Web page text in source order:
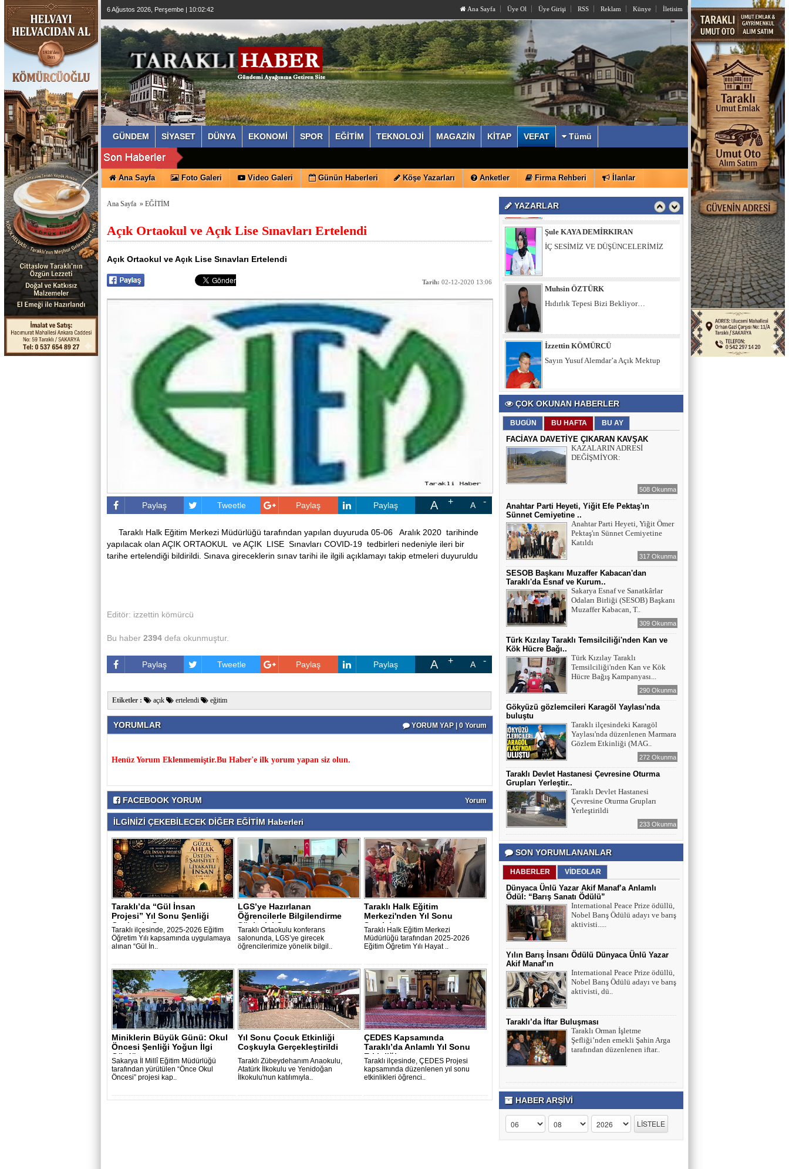
6 Ağustos 2026, Perşembe | 10:02:43 Ana Sayfa Üye Ol Üye Girişi RSS Reklam Künye İletisim
GÜNDEM SİYASET DÜNYA EKONOMİ SPOR EĞİTİM TEKNOLOJİ MAGAZİN KİTAP VEFAT Tümü
Ana Sayfa Foto Galeri Video Galeri Günün Haberleri Köşe Yazarları Anketler Firma Rehberi İlanlar
Ana Sayfa » EĞİTİM
Açık Ortaokul ve Açık Lise Sınavları Ertelendi
Açık Ortaokul ve Açık Lise Sınavları Ertelendi
Tarih: 02-12-2020 13:06
Paylaş Tweetle Paylaş Paylaş A A
Taraklı Halk Eğitim Merkezi Müdürlüğü tarafından yapılan duyuruda 05-06 Aralık 2020 tarihinde
yapılacak olan AÇIK ORTAOKUL ve AÇIK LISE Sınavları COVID-19 tedbirleri nedeniyle ileri bir
tarihe ertelendiği bildirildi. Sınava gireceklerin sınav tarihi ile ilgili açıklamayı takip etmeleri duyuruldu
Editör: izzettin kömürcü
Bu haber 2394 defa okunmuştur.
Paylaş Tweetle Paylaş Paylaş A A
Etiketler : açık ertelendi eğitim
YORUMLAR YORUM YAP | 0 Yorum
Henüz Yorum Eklenmemiştir.Bu Haber'e ilk yorum yapan siz olun.
FACEBOOK YORUM Yorum
İLGİNİZİ ÇEKEBİLECEK DİĞER EĞİTİM Haberleri
Taraklı’da “Gül İnsan
Projesi” Yıl Sonu Şenliği
Coşkuyla Ger..
Taraklı ilçesinde, 2025-2026 Eğitim
Öğretim Yılı kapsamında uygulamaya
alınan “Gül İn..
LGS’ye Hazırlanan
Öğrencilerle Bilgilendirme
Söyleşisi Gerçe..
Taraklı Ortaokulu konferans
salonunda, LGS’ye girecek
öğrencilerimize yönelik bilgil..
Taraklı Halk Eğitim
Merkezi'nden Yıl Sonu
Sergisi
Taraklı Halk Eğitim Merkezi
Müdürlüğü tarafından 2025-2026
Eğitim Öğretim Yılı Hayat ..
Miniklerin Büyük Günü: Okul
Öncesi Şenliği Yoğun İlgi
Gördü..
Sakarya İl Millî Eğitim Müdürlüğü
tarafından yürütülen “Önce Okul
Öncesi” projesi kap..
Yıl Sonu Çocuk Etkinliği
Coşkuyla Gerçekleştirildi
Taraklı Zübeydehanım Anaokulu,
Atatürk İlkokulu ve Yenidoğan
İlkokulu'nun katılımıyla..
ÇEDES Kapsamında
Taraklı’da Anlamlı Yıl Sonu
Etkinliği..
Taraklı ilçesinde, ÇEDES Projesi
kapsamında düzenlenen yıl sonu
etkinlikleri öğrenci..
YAZARLAR
İzzettin KÖMÜRCÜ
Sayın Yusuf Alemdar’a Açık Mektup
Şule KAYA DEMİRKIRAN
İÇ SESİMİZ VE DÜŞÜNCELERİMİZ
Muhsin ÖZTÜRK
Hıdırlık Tepesi Bizi Bekliyor…
İzzettin KÖMÜRCÜ
Sayın Yusuf Alemdar’a Açık Mektup
İÇ SESİMİZ VE DÜŞÜNCELERİMİZ
Muhsin ÖZTÜRK
Hıdırlık Tepesi Bizi Bekliyor…
ÇOK OKUNAN HABERLER
BUGÜN BU HAFTA BU AY
FACİAYA DAVETİYE ÇIKARAN KAVŞAK
KAZALARIN ADRESİ
DEĞİŞMİYOR:
508 Okunma
Anahtar Parti Heyeti, Yiğit Efe Pektaş'ın
Sünnet Cemiyetine ..
Anahtar Parti Heyeti, Yiğit Ömer
Pektaş'ın Sünnet Cemiyetine
Katıldı
317 Okunma
SESOB Başkanı Muzaffer Kabacan'dan
Taraklı'da Esnaf ve Kurum..
Sakarya Esnaf ve Sanatkârlar
Odaları Birliği (SESOB) Başkanı
Muzaffer Kabacan, T..
309 Okunma
Türk Kızılay Taraklı Temsilciliği'nden Kan ve
Kök Hücre Bağı..
Türk Kızılay Taraklı
Temsilciliği'nden Kan ve Kök
Hücre Bağış Kampanyası...
290 Okunma
Gökyüzü gözlemcileri Karagöl Yaylası'nda
buluştu
Taraklı ilçesindeki Karagöl
Yaylası'nda düzenlenen Marmara
Gözlem Etkinliği (MAG..
272 Okunma
Taraklı Devlet Hastanesi Çevresine Oturma
Grupları Yerleştir..
Taraklı Devlet Hastanesi
Çevresine Oturma Grupları
Yerleştirildi
233 Okunma
SON YORUMLANANLAR
HABERLER VİDEOLAR
Dünyaca Ünlü Yazar Akif Manaf’a Anlamlı
Ödül: “Barış Sanatı Ödülü”
International Peace Prize ödüllü,
Nobel Barış Ödülü adayı ve barış
aktivisti.....
Yılın Barış İnsanı Ödülü Dünyaca Ünlü Yazar
Akif Manaf’ın
International Peace Prize ödüllü,
Nobel Barış Ödülü adayı ve barış
aktivisti, dü..
Taraklı’da İftar Buluşması
Taraklı Orman İşletme
Şefliği’nden emekli Şahin Arga
tarafından düzenlenen iftar..
HABER ARŞİVİ